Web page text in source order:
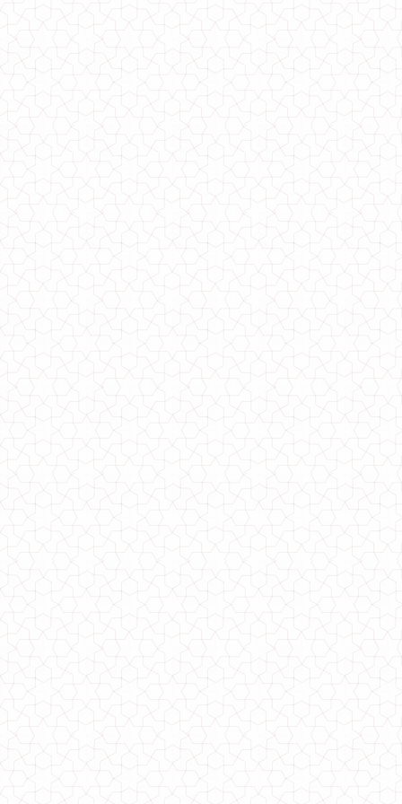
Женское модное платье c рукавом батального размера
530.00грн.
Модное платье с хомутом и открытыми плечами
430.00грн.
Модное трикотажное платье в пол
950.00грн.